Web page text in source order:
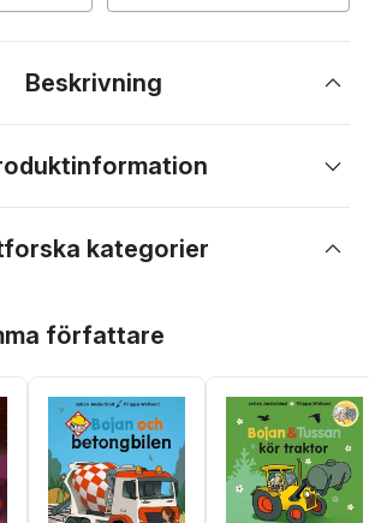
Beskrivning
kategorier
författare